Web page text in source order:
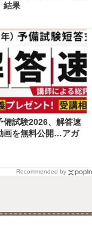
結果
備試験2026、解答速
画を無料公開…アガ
Recommended by